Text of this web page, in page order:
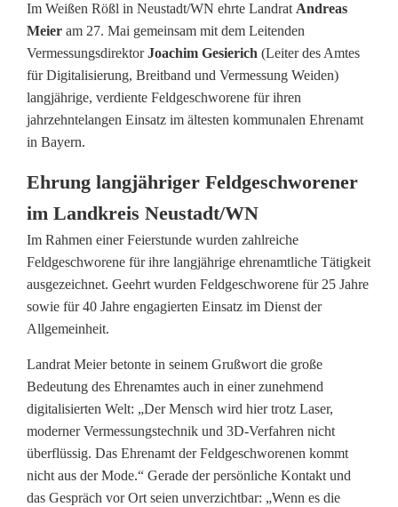
L
a
n
d
r
a
t
e
h
r
l
a
n
g
Im Weißen Rößl in Neustadt/WN ehrte LandratAndreas
Meier am 27. Mai gemeinsam mit dem Leitenden
VermessungsdirektorJoachim Gesierich (Leiter des Amtes
für Digitalisierung, Breitband und Vermessung Weiden)
langjährige, verdiente Feldgeschworene für ihren
jahrzehntelangen Einsatz im ältesten kommunalen Ehrenamt
in Bayern.
Ehrung langjähriger Feldgeschworener
im Landkreis Neustadt/WN
Im Rahmen einer Feierstunde wurden zahlreiche
Feldgeschworene für ihre langjährige ehrenamtliche Tätigkeit
ausgezeichnet. Geehrt wurden Feldgeschworene für 25 Jahre
sowie für 40 Jahre engagierten Einsatz im Dienst der
Allgemeinheit.
Landrat Meier betonte in seinem Grußwort die große
Bedeutung des Ehrenamtes auch in einer zunehmend
digitalisierten Welt: „Der Mensch wird hier trotz Laser,
moderner Vermessungstechnik und 3D-Verfahren nicht
überflüssig. Das Ehrenamt der Feldgeschworenen kommt
nicht aus der Mode.“ Gerade der persönliche Kontakt und
das Gespräch vor Ort seien unverzichtbar: „Wenn es die